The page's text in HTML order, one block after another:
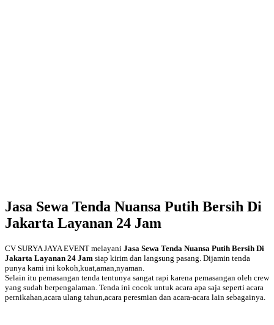
Jasa Sewa Tenda Nuansa Putih Bersih Di
Jakarta Layanan 24 Jam
CV SURYA JAYA EVENT melayani Jasa Sewa Tenda Nuansa Putih Bersih Di
Jakarta Layanan 24 Jam siap kirim dan langsung pasang. Dijamin tenda
punya kami ini kokoh,kuat,aman,nyaman.
Selain itu pemasangan tenda tentunya sangat rapi karena pemasangan oleh crew
yang sudah berpengalaman. Tenda ini cocok untuk acara apa saja seperti acara
pernikahan,acara ulang tahun,acara peresmian dan acara-acara lain sebagainya.